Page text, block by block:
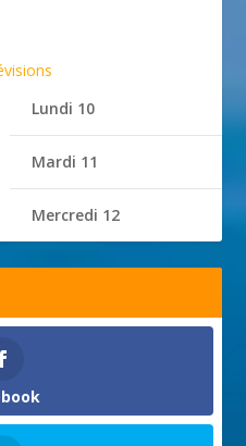
Lundi 10
Mardi 11
Mercredi 12